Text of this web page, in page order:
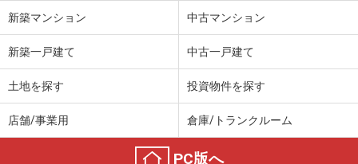
新築マンション 中古マンション
新築一戸建て 中古一戸建て
土地を探す 投資物件を探す
店舗/事業用 倉庫/トランクルーム
PC版へ